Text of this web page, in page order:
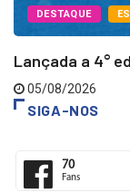
DESTAQUE
Lançada a 4°
05/08/2026
SIGA-NOS
70